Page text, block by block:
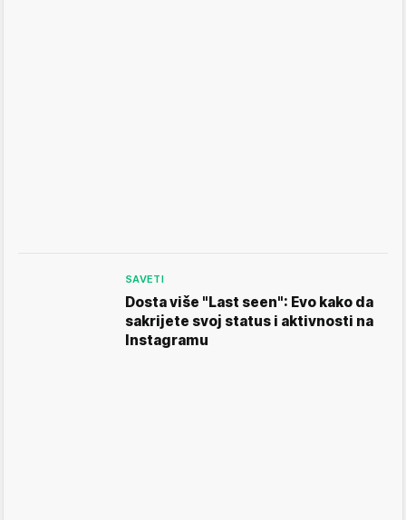
SAVETI
Dosta više "Last seen": Evo kako da
sakrijete svoj status i aktivnosti na
Instagramu